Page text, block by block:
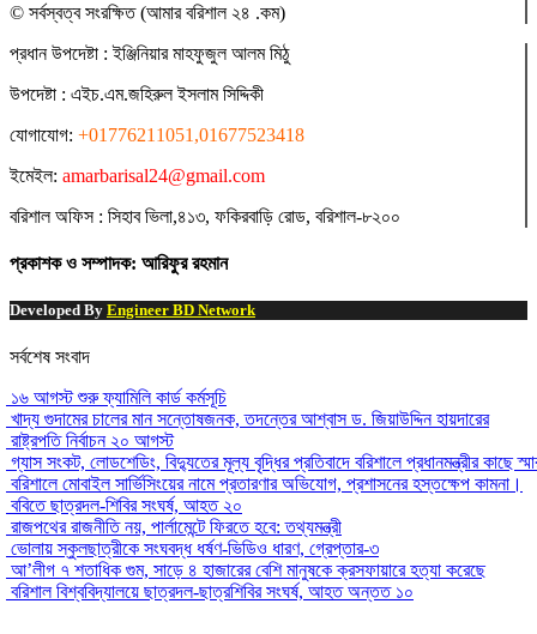
© সর্বস্বত্ব সংরক্ষিত (আমার বরিশাল ২৪ .কম)
প্রধান ‍উপদেষ্টা : ‍ইঞ্জিনিয়ার মাহফুজুল আলম মিঠু
উপদেষ্টা : এইচ.এম.জহিরুল ইসলাম সিদ্দিকী
যোগাযোগ: +01776211051,01677523418
ইমেইল: amarbarisal24@gmail.com
বরিশাল অফিস : সিহাব ভিলা,৪১৩, ফকিরবাড়ি রোড, বরিশাল-৮২০০
প্রকাশক ও সম্পাদক: আরিফুর রহমান
Developed By Engineer BD Network
সর্বশেষ সংবাদ
১৬ আগস্ট শুরু ফ্যামিলি কার্ড কর্মসূচি
খাদ্য গুদামের চালের মান সন্তোষজনক, তদন্তের আশ্বাস ড. জিয়াউদ্দিন হায়দারের
রাষ্ট্রপতি নির্বাচন ২০ আগস্ট
গ্যাস সংকট, লোডশেডিং, বিদ্যুতের মূল্য বৃদ্ধির প্রতিবাদে বরিশালে প্রধানমন্ত্রীর কাছে
বরিশালে মোবাইল সার্ভিসিংয়ের নামে প্রতারণার অভিযোগ, প্রশাসনের হস্তক্ষেপ কামনা।
ববিতে ছাত্রদল-শিবির সংঘর্ষ, আহত ২০
রাজপথের রাজনীতি নয়, পার্লামেন্টে ফিরতে হবে: তথ্যমন্ত্রী
ভোলায় স্কুলছাত্রীকে সংঘবদ্ধ ধর্ষণ-ভিডিও ধারণ, গ্রেপ্তার-৩
আ’লীগ ৭ শতাধিক গুম, সাড়ে ৪ হাজারের বেশি মানুষকে ক্রসফায়ারে হত্যা করেছে
বরিশাল বিশ্ববিদ্যালয়ে ছাত্রদল-ছাত্রশিবির সংঘর্ষ, আহত অন্তত ১০